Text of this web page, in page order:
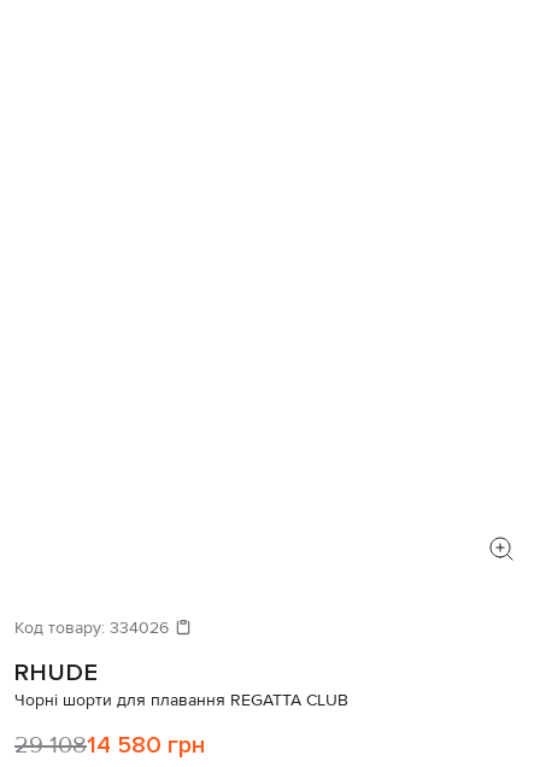
Код товару: 334026
RHUDE
Чорні шорти для плавання REGATTA CLUB
29 10814 580 грн